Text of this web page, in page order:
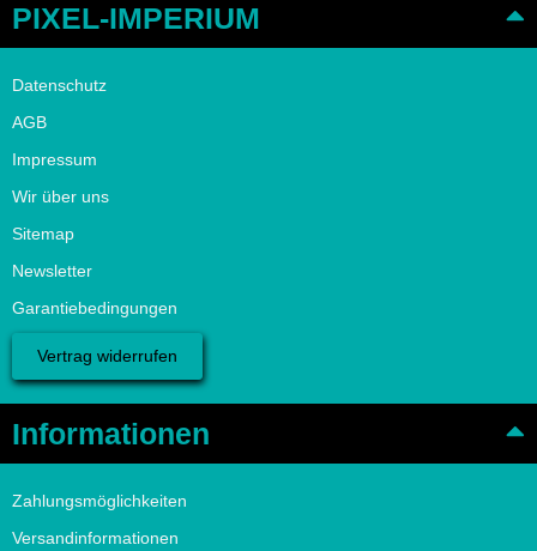
PIXEL-IMPERIUM
Datenschutz
AGB
Impressum
Wir über uns
Sitemap
Newsletter
Garantiebedingungen
Vertrag widerrufen
Informationen
Zahlungsmöglichkeiten
Versandinformationen